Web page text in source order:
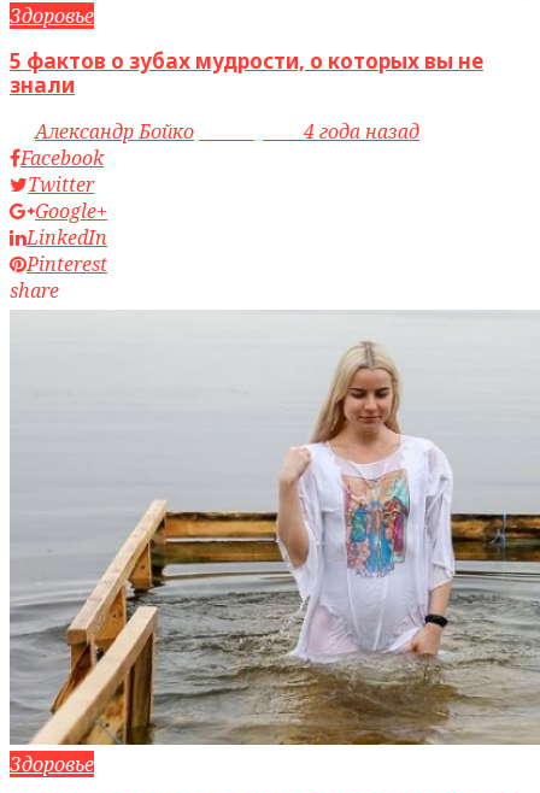
Здоровье
5 фактов о зубах мудрости, о которых вы не
знали
byАлександр Бойко
4 года назад
Facebook
Twitter
Google+
LinkedIn
Pinterest
share
Здоровье